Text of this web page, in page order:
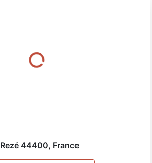
Rezé 44400, France